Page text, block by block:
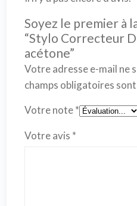
Soyez le premier à
“Stylo Correcteur
acétone”
Votre adresse e-mail ne
champs obligatoires
Votre note*
Votre avis *